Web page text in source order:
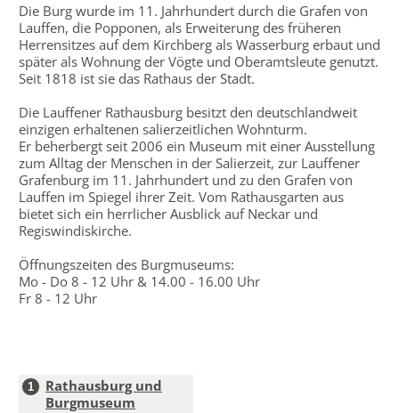
Die Burg wurde im 11. Jahrhundert durch die Grafen von
Lauffen, die Popponen, als Erweiterung des früheren
Herrensitzes auf dem Kirchberg als Wasserburg erbaut und
später als Wohnung der Vögte und Oberamtsleute genutzt.
Seit 1818 ist sie das Rathaus der Stadt.
Die Lauffener Rathausburg besitzt den deutschlandweit
einzigen erhaltenen salierzeitlichen Wohnturm.
Er beherbergt seit 2006 ein Museum mit einer Ausstellung
zum Alltag der Menschen in der Salierzeit, zur Lauffener
Grafenburg im 11. Jahrhundert und zu den Grafen von
Lauffen im Spiegel ihrer Zeit. Vom Rathausgarten aus
bietet sich ein herrlicher Ausblick auf Neckar und
Regiswindiskirche.
Öffnungszeiten des Burgmuseums:
Mo - Do 8 - 12 Uhr & 14.00 - 16.00 Uhr
Fr 8 - 12 Uhr
1
Rathausburg und
Burgmuseum